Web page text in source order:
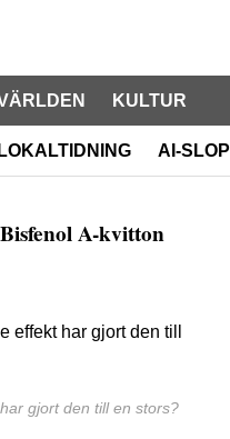
KULTUR
LOKALTIDNING AI-SLOP
A-kvitton
gjort den till en stors?